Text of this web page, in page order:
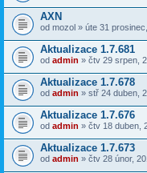
AXN
od mozol » úte 31
Aktualizace 1.7.681
od admin » čtv 29 srpen,
Aktualizace 1.7.678
od admin » stř 24 duben,
Aktualizace 1.7.676
od admin » čtv 18 duben,
Aktualizace 1.7.673
od admin » čtv 28 únor,